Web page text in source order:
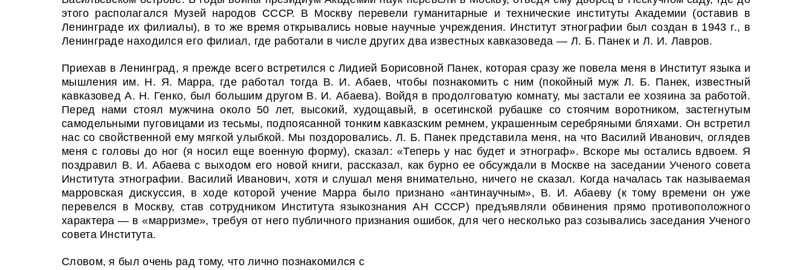
этого располагался Музей народов СССР. В Москву перевели гуманитарные и технические институты Академии (оставив в
Ленинграде их филиалы), в то же время открывались новые научные учреждения. Институт этнографии был создан в 1943 г., в
Ленинграде находился его филиал, где работали в числе других два известных кавказоведа — Л. Б. Панек и Л. И. Лавров.
Приехав в Ленинград, я прежде всего встретился с Лидией Борисовной Панек, которая сразу же повела меня в Институт языка и
мышления им. Н. Я. Марра, где работал тогда В. И. Абаев, чтобы познакомить с ним (покойный муж Л. Б. Панек, известный
кавказовед А. Н. Генко, был большим другом В. И. Абаева). Войдя в продолговатую комнату, мы застали ее хозяина за работой.
Перед нами стоял мужчина около 50 лет, высокий, худощавый, в осетинской рубашке со стоячим воротником, застегнутым
самодельными пуговицами из тесьмы, подпоясанной тонким кавказским ремнем, украшенным серебряными бляхами. Он встретил
нас со свойственной ему мягкой улыбкой. Мы поздоровались. Л. Б. Панек представила меня, на что Василий Иванович, оглядев
меня с головы до ног (я носил еще военную форму), сказал: «Теперь у нас будет и этнограф». Вскоре мы остались вдвоем. Я
поздравил В. И. Абаева с выходом его новой книги, рассказал, как бурно ее обсуждали в Москве на заседании Ученого совета
Института этнографии. Василий Иванович, хотя и слушал меня внимательно, ничего не сказал. Когда началась так называемая
марровская дискуссия, в ходе которой учение Марра было признано «антинаучным», В. И. Абаеву (к тому времени он уже
перевелся в Москву, став сотрудником Института языкознания АН СССР) предъявляли обвинения прямо противоположного
характера — в «марризме», требуя от него публичного признания ошибок, для чего несколько раз созывались заседания Ученого
совета Института.
Словом, я был очень рад тому, что лично познакомился с